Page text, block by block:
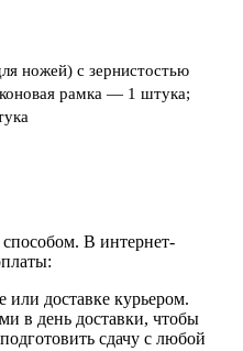
ножей) с зернистостью
рамка — 1 штука;
В интернет-
доставке курьером.
в день доставки, чтобы
сдачу с любой